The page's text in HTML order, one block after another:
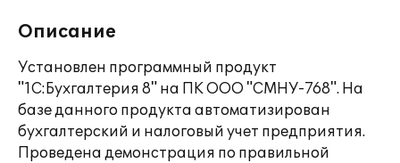
Описание
Установлен программный продукт
"1С:Бухгалтерия 8" на ПК ООО "СМНУ-768". На
базе данного продукта автоматизирован
бухгалтерский и налоговый учет предприятия.
Проведена демонстрация по правильной